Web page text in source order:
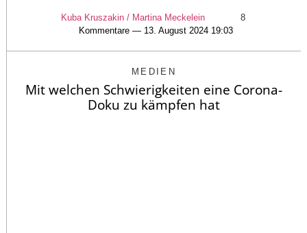
Kuba Kruszakin / Martina Meckelein
8
Kommentare — 13. August 2024 19:03
MEDIEN
Mit welchen Schwierigkeiten eine Corona-
Doku zu kämpfen hat